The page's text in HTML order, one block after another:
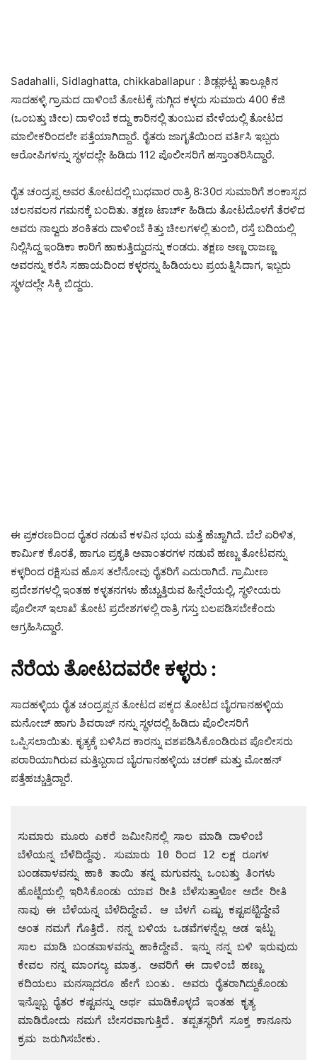
Sadahalli, Sidlaghatta, chikkaballapur : ಶಿಡ್ಲಘಟ್ಟ ತಾಲ್ಲೂಕಿನ
ಸಾದಹಳ್ಳಿ ಗ್ರಾಮದ ದಾಳಿಂಬೆ ತೋಟಕ್ಕೆ ನುಗ್ಗಿದ ಕಳ್ಳರು ಸುಮಾರು 400 ಕೆಜಿ
(ಒಂಬತ್ತು ಚೀಲ) ದಾಳಿಂಬೆ ಕದ್ದು ಕಾರಿನಲ್ಲಿ ತುಂಬುವ ವೇಳೆಯಲ್ಲಿ ತೋಟದ
ಮಾಲೀಕರಿಂದಲೇ ಪತ್ತೆಯಾಗಿದ್ದಾರೆ. ರೈತರು ಜಾಗೃತೆಯಿಂದ ವರ್ತಿಸಿ ಇಬ್ಬರು
ಆರೋಪಿಗಳನ್ನು ಸ್ಥಳದಲ್ಲೇ ಹಿಡಿದು 112 ಪೊಲೀಸರಿಗೆ ಹಸ್ತಾಂತರಿಸಿದ್ದಾರೆ.
ರೈತ ಚಂದ್ರಪ್ಪ ಅವರ ತೋಟದಲ್ಲಿ ಬುಧವಾರ ರಾತ್ರಿ 8:30ರ ಸುಮಾರಿಗೆ ಶಂಕಾಸ್ಪದ
ಚಲನವಲನ ಗಮನಕ್ಕೆ ಬಂದಿತು. ತಕ್ಷಣ ಟಾರ್ಚ್ ಹಿಡಿದು ತೋಟದೊಳಗೆ ತೆರಳಿದ
ಅವರು ನಾಲ್ವರು ಶಂಕಿತರು ದಾಳಿಂಬೆ ಕಿತ್ತು ಚೀಲಗಳಲ್ಲಿ ತುಂಬಿ, ರಸ್ತೆ ಬದಿಯಲ್ಲಿ
ನಿಲ್ಲಿಸಿದ್ದ ಇಂಡಿಕಾ ಕಾರಿಗೆ ಹಾಕುತ್ತಿದ್ದುದನ್ನು ಕಂಡರು. ತಕ್ಷಣ ಅಣ್ಣ ರಾಜಣ್ಣ
ಅವರನ್ನು ಕರೆಸಿ ಸಹಾಯದಿಂದ ಕಳ್ಳರನ್ನು ಹಿಡಿಯಲು ಪ್ರಯತ್ನಿಸಿದಾಗ, ಇಬ್ಬರು
ಸ್ಥಳದಲ್ಲೇ ಸಿಕ್ಕಿ ಬಿದ್ದರು.
ಈ ಪ್ರಕರಣದಿಂದ ರೈತರ ನಡುವೆ ಕಳವಿನ ಭಯ ಮತ್ತೆ ಹೆಚ್ಚಾಗಿದೆ. ಬೆಲೆ ಏರಿಳಿತ,
ಕಾರ್ಮಿಕ ಕೊರತೆ, ಹಾಗೂ ಪ್ರಕೃತಿ ಅವಾಂತರಗಳ ನಡುವೆ ಹಣ್ಣು ತೋಟವನ್ನು
ಕಳ್ಳರಿಂದ ರಕ್ಷಿಸುವ ಹೊಸ ತಲೆನೋವು ರೈತರಿಗೆ ಎದುರಾಗಿದೆ. ಗ್ರಾಮೀಣ
ಪ್ರದೇಶಗಳಲ್ಲಿ ಇಂತಹ ಕಳ್ಳತನಗಳು ಹೆಚ್ಚುತ್ತಿರುವ ಹಿನ್ನೆಲೆಯಲ್ಲಿ, ಸ್ಥಳೀಯರು
ಪೊಲೀಸ್ ಇಲಾಖೆ ತೋಟ ಪ್ರದೇಶಗಳಲ್ಲಿ ರಾತ್ರಿ ಗಸ್ತು ಬಲಪಡಿಸಬೇಕೆಂದು
ಆಗ್ರಹಿಸಿದ್ದಾರೆ.
ನೆರೆಯ ತೋಟದವರೇ ಕಳ್ಳರು :
ಸಾದಹಳ್ಳಿಯ ರೈತ ಚಂದ್ರಪ್ಪನ ತೋಟದ ಪಕ್ಕದ ತೋಟದ ಬೈರಗಾನಹಳ್ಳಿಯ
ಮನೋಜ್ ಹಾಗು ಶಿವರಾಜ್‌ ನನ್ನು ಸ್ಥಳದಲ್ಲಿ ಹಿಡಿದು ಪೊಲೀಸರಿಗೆ
ಒಪ್ಪಿಸಲಾಯಿತು. ಕೃತ್ಯಕ್ಕೆ ಬಳಿಸಿದ ಕಾರನ್ನು ವಶಪಡಿಸಿಕೊಂಡಿರುವ ಪೊಲೀಸರು
ಪರಾರಿಯಾಗಿರುವ ಮತ್ತಿಬ್ಬರಾದ ಬೈರಗಾನಹಳ್ಳಿಯ ಚರಣ್ ಮತ್ತು ಮೋಹನ್
ಪತ್ತೆಹಚ್ಚುತ್ತಿದ್ದಾರೆ.
ಸುಮಾರು ಮೂರು ಎಕರೆ ಜಮೀನಿನಲ್ಲಿ ಸಾಲ ಮಾಡಿ ದಾಳಿಂಬೆ
ಬೆಳೆಯನ್ನ ಬೆಳೆದಿದ್ದೆವು. ಸುಮಾರು 10 ರಿಂದ 12 ಲಕ್ಷ ರೂಗಳ
ಬಂಡವಾಳವನ್ನು ಹಾಕಿ ತಾಯಿ ತನ್ನ ಮಗುವನ್ನು ಒಂಬತ್ತು ತಿಂಗಳು
ಹೊಟ್ಟೆಯಲ್ಲಿ ಇರಿಸಿಕೊಂಡು ಯಾವ ರೀತಿ ಬೆಳೆಸುತ್ತಾಳೋ ಅದೇ ರೀತಿ
ನಾವು ಈ ಬೆಳೆಯನ್ನ ಬೆಳೆದಿದ್ದೇವೆ. ಆ ಬೆಳಗೆ ಎಷ್ಟು ಕಷ್ಟಪಟ್ಟಿದ್ದೇವೆ
ಅಂತ ನಮಗೆ ಗೊತ್ತಿದೆ. ನನ್ನ ಬಳಿಯ ಒಡವೆಗಳನ್ನೆಲ್ಲ ಅಡ ಇಟ್ಟು
ಸಾಲ ಮಾಡಿ ಬಂಡವಾಳವನ್ನು ಹಾಕಿದ್ದೇವೆ. ಇನ್ನು ನನ್ನ ಬಳಿ ಇರುವುದು
ಕೇವಲ ನನ್ನ ಮಾಂಗಲ್ಯ ಮಾತ್ರ. ಅವರಿಗೆ ಈ ದಾಳಿಂಬೆ ಹಣ್ಣು
ಕದಿಯಲು ಮನಸ್ಸಾದರೂ ಹೇಗೆ ಬಂತು. ಅವರು ರೈತರಾಗಿದ್ದುಕೊಂಡು
ಇನ್ನೊಬ್ಬ ರೈತರ ಕಷ್ಟವನ್ನು ಅರ್ಥ ಮಾಡಿಕೊಳ್ಳದೆ ಇಂತಹ ಕೃತ್ಯ
ಮಾಡಿರೋದು ನಮಗೆ ಬೇಸರವಾಗುತ್ತಿದೆ. ತಪ್ಪತಸ್ಥರಿಗೆ ಸೂಕ್ತ ಕಾನೂನು
ಕ್ರಮ ಜರುಗಿಸಬೇಕು.